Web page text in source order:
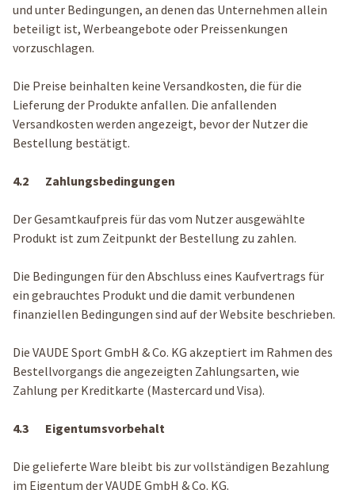
und unter Bedingungen, an denen das Unternehmen allein
beteiligt ist, Werbeangebote oder Preissenkungen
vorzuschlagen.
Die Preise beinhalten keine Versandkosten, die für die
Lieferung der Produkte anfallen. Die anfallenden
Versandkosten werden angezeigt, bevor der Nutzer die
Bestellung bestätigt.
4.2 Zahlungsbedingungen
Der Gesamtkaufpreis für das vom Nutzer ausgewählte
Produkt ist zum Zeitpunkt der Bestellung zu zahlen.
Die Bedingungen für den Abschluss eines Kaufvertrags für
ein gebrauchtes Produkt und die damit verbundenen
finanziellen Bedingungen sind auf der Website beschrieben.
Die VAUDE Sport GmbH & Co. KG akzeptiert im Rahmen des
Bestellvorgangs die angezeigten Zahlungsarten, wie
Zahlung per Kreditkarte (Mastercard und Visa).
4.3 Eigentumsvorbehalt
Die gelieferte Ware bleibt bis zur vollständigen Bezahlung
im Eigentum der VAUDE GmbH & Co. KG.